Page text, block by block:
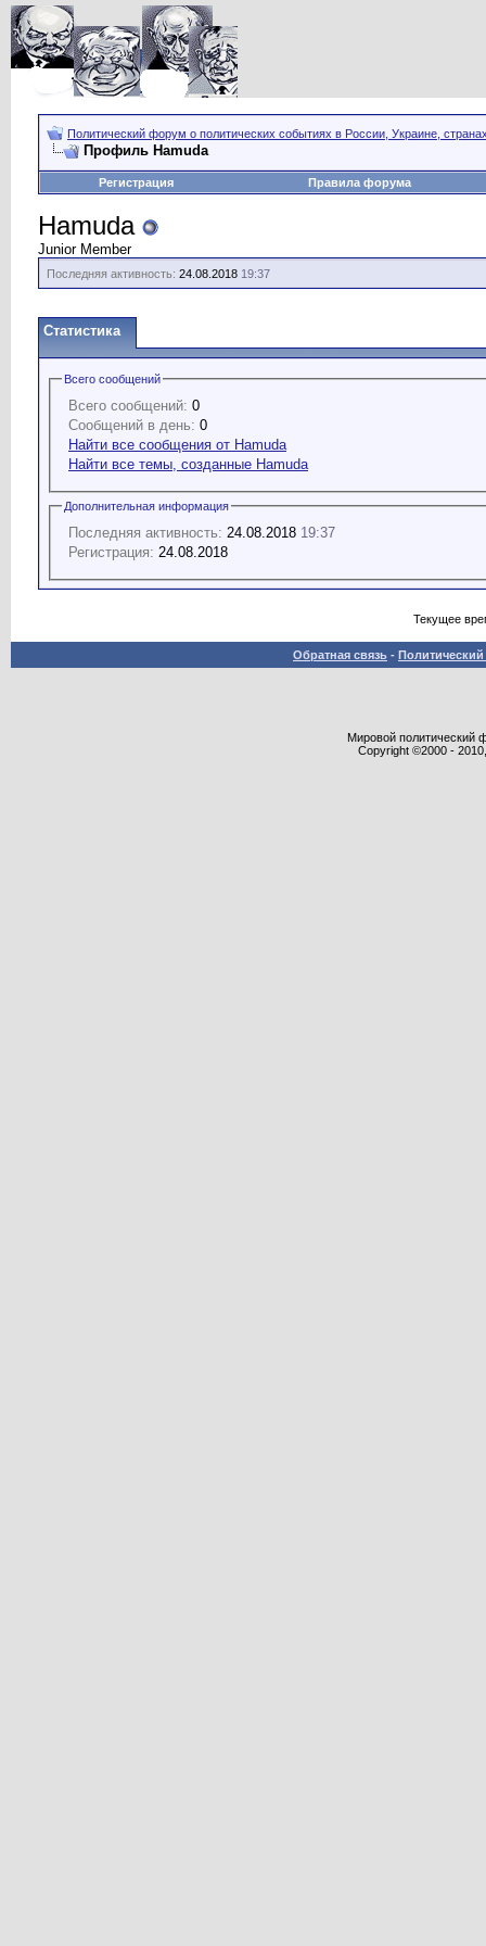
Политический форум о политических событиях в России, Украине,
Профиль Hamuda
Регистрация Правила форума
Hamuda
Junior Member
Последняя активность: 24.08.2018 19:37
Статистика
Всего сообщений
Всего сообщений: 0
Сообщений в день: 0
Найти все сообщения от Hamuda
Найти все темы, созданные Hamuda
Дополнительная информация
Последняя активность: 24.08.2018 19:37
Регистрация: 24.08.2018
Текущее
Обратная связь -
Мировой политический
Copyright ©2000 -